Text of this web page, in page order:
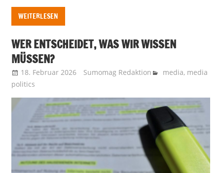
WEITERLESEN
WER ENTSCHEIDET, WAS WIR WISSEN
MÜSSEN?
18. Februar 2026 Sumomag Redaktion media, media
politics